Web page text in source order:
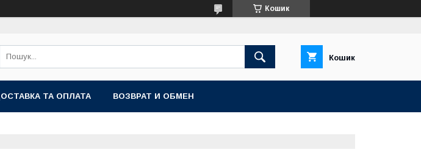
Кошик
Кошик
ТА ОПЛАТА ВОЗВРАТ И ОБМЕН